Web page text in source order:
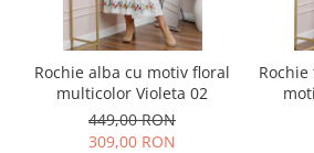
Rochie alba cu motiv floral
multicolor Violeta 02
449,00 RON
309,00 RON